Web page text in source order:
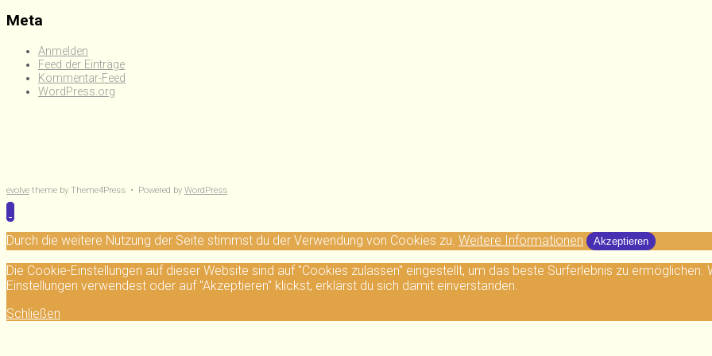
Meta
Anmelden
Feed der Einträge
Kommentar-Feed
WordPress.org
evolve theme by Theme4Press • Powered by WordPress
Durch die weitere Nutzung der Seite stimmst du der Verwendung von Cookies zu. Weitere Informationen Akzeptieren
Die Cookie-Einstellungen auf dieser Website sind auf "Cookies zulassen" eingestellt, um das beste Surferlebnis zu
Einstellungen verwendest oder auf "Akzeptieren" klickst, erklärst du sich damit einverstanden.
Schließen